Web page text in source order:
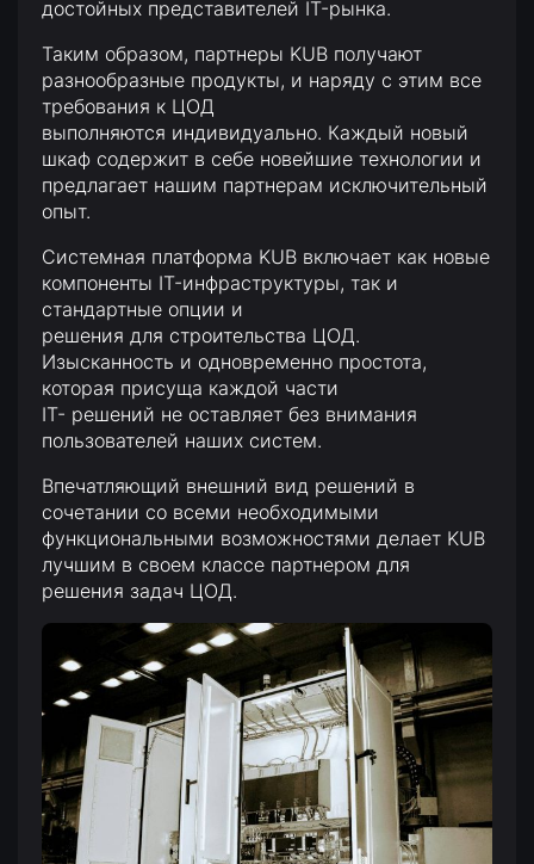
достойных представителей IT-рынка.
Таким образом, партнеры KUB получают
разнообразные продукты, и наряду с этим все
требования к ЦОД
выполняются индивидуально. Каждый новый
шкаф содержит в себе новейшие технологии и
предлагает нашим партнерам исключительный
опыт.
Системная платформа KUB включаeт как новые
компоненты IT-инфраструктуры, так и
стандартные опции и
решения для строительства ЦОД.
Изысканность и одновременно простота,
которая присуща каждой части
IT- решений не оставляет без внимания
пользователей наших систем.
Впечатляющий внешний вид решений в
сочетании со всеми необходимыми
функциональными возможностями делает KUB
лучшим в своем классе партнером для
решения задач ЦОД.